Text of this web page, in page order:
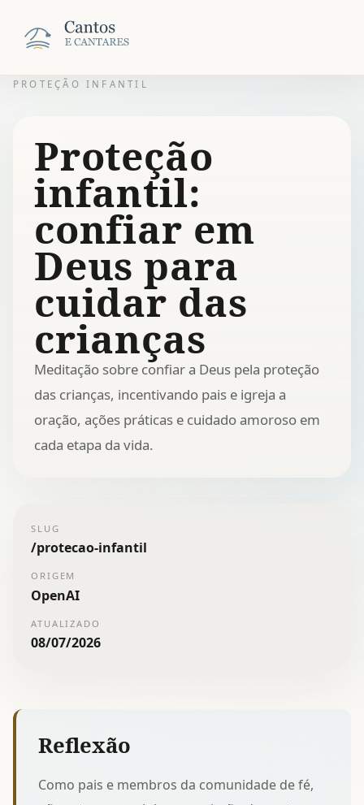
PROTEÇÃO INFANTIL
Proteção
infantil:
confiar em
Deus para
cuidar das
crianças
Meditação sobre confiar a Deus pela proteção
das crianças, incentivando pais e igreja a
oração, ações práticas e cuidado amoroso em
cada etapa da vida.
SLUG
/protecao-infantil
ORIGEM
OpenAI
ATUALIZADO
08/07/2026
Reflexão
Como pais e membros da comunidade de fé,